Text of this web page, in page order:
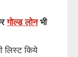
गोल्ड लोनभी
लिस्ट किये